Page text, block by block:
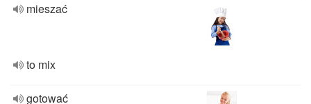
mieszać
to mix
gotować